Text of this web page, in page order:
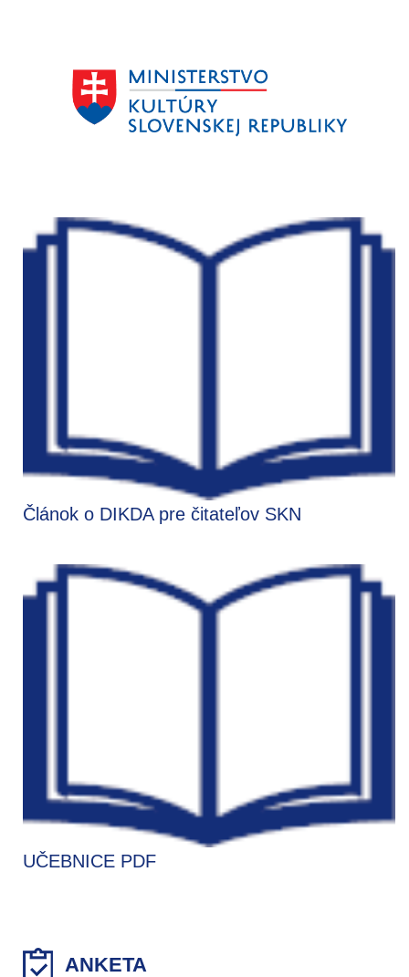
Článok o DIKDA pre čitateľov SKN
UČEBNICE PDF
ANKETA